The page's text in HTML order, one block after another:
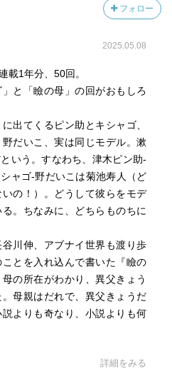
フォロー
2025.05.08
載1年分、50回。
と「瞼の母」の回がおもしろ
出てくるピン助とキシャゴ、
野だいこ、実は同じモデル。漱
いう。すなわち、津木ピン助-
ャゴ-野だいこは菊池寿人（ど
の！）。どうして彼らをモデ
。ちなみに、どちらものちに
川伸、アブナイ世界も渡り歩
とを入れ込んで書いた『瞼の
の所在がわかり、異父きょう
母親はだれで、異父きょうだ
よりも奇なり、小説よりも何
詳細をみる